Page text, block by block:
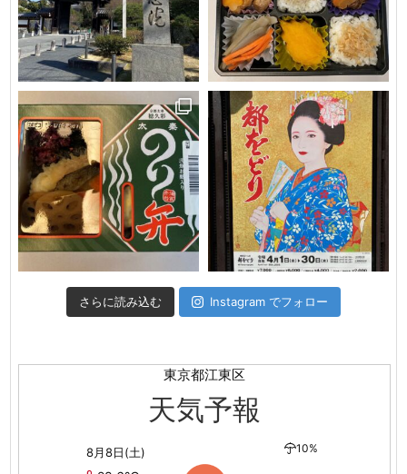
さらに読み込む Instagram でフォロー
東京都江東区
天気予報
8月8日(土) 10%